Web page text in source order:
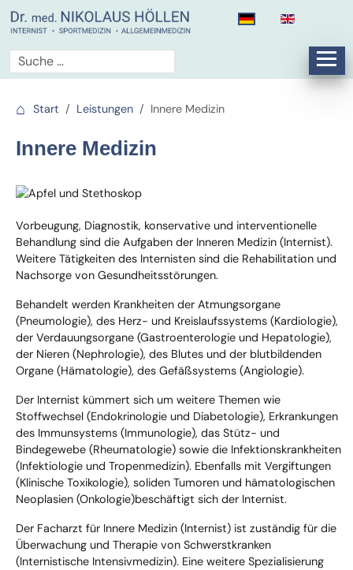
Start Leistungen Innere Medizin
Innere Medizin
Vorbeugung, Diagnostik, konservative und interventionelle
Behandlung sind die Aufgaben der Inneren Medizin (Internist).
Weitere Tätigkeiten des Internisten sind die Rehabilitation und
Nachsorge von Gesundheitsstörungen.
Behandelt werden Krankheiten der Atmungsorgane
(Pneumologie), des Herz- und Kreislaufssystems (Kardiologie),
der Verdauungsorgane (Gastroenterologie und Hepatologie),
der Nieren (Nephrologie), des Blutes und der blutbildenden
Organe (Hämatologie), des Gefäßsystems (Angiologie).
Der Internist kümmert sich um weitere Themen wie
Stoffwechsel (Endokrinologie und Diabetologie), Erkrankungen
des Immunsystems (Immunologie), das Stütz- und
Bindegewebe (Rheumatologie) sowie die Infektionskrankheiten
(Infektiologie und Tropenmedizin). Ebenfalls mit Vergiftungen
(Klinische Toxikologie), soliden Tumoren und hämatologischen
Neoplasien (Onkologie)beschäftigt sich der Internist.
Der Facharzt für Innere Medizin (Internist) ist zuständig für die
Überwachung und Therapie von Schwerstkranken
(Internistische Intensivmedizin). Eine weitere Spezialisierung